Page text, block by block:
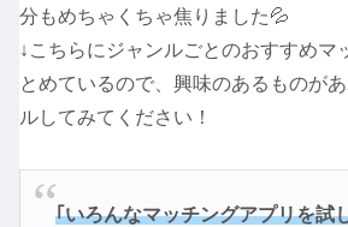
分もめちゃくちゃ焦りました💦
↓こちらにジャンルごとのおすすめマ
とめているので、興味のあるものが
ルしてみてください！
｢いろんなマッチングアプリを試